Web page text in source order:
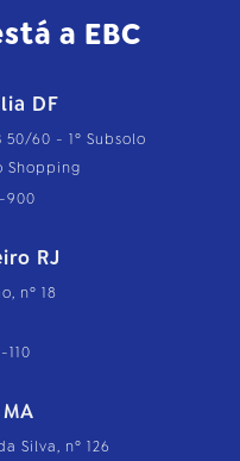
a EBC
DF
60 - 1º Subsolo
Shopping
900
RJ
nº 18
110
Silva, nº 126